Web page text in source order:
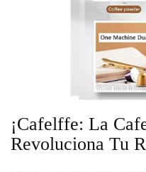
¡Cafelffe: La
Revoluciona Tu